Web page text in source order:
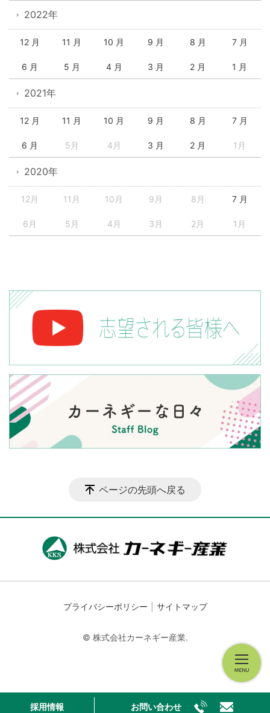
2022年
12 月 11 月 10 月 9 月 8 月 7 月
6 月 5 月 4 月 3 月 2 月 1 月
2021年
12 月 11 月 10 月 9 月 8 月 7 月
6 月 5月 4月 3 月 2 月 1月
2020年
12月 11月 10月 9月 8月 7 月
6月 5月 4月 3月 2月 1月
採用情報 お問い合わせ
ページの先頭へ戻る
プライバシーポリシー サイトマップ
© 株式会社カーネギー産業.